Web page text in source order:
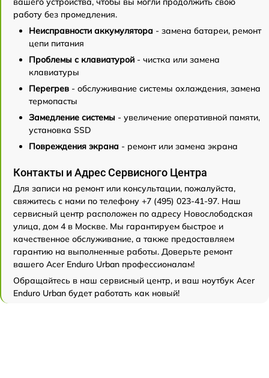
работу без промедления.
Неисправности аккумулятора - замена батареи, ремонт
цепи питания
Проблемы с клавиатурой - чистка или замена
клавиатуры
Перегрев - обслуживание системы охлаждения, замена
термопасты
Замедление системы - увеличение оперативной памяти,
установка SSD
Повреждения экрана - ремонт или замена экрана
Контакты и Адрес Сервисного Центра
Для записи на ремонт или консультации, пожалуйста,
свяжитесь с нами по телефону +7 (495) 023-41-97. Наш
сервисный центр расположен по адресу Новослободская
улица, дом 4 в Москве. Мы гарантируем быстрое и
качественное обслуживание, а также предоставляем
гарантию на выполненные работы. Доверьте ремонт
вашего Acer Enduro Urban профессионалам!
Обращайтесь в наш сервисный центр, и ваш ноутбук Acer
Enduro Urban будет работать как новый!